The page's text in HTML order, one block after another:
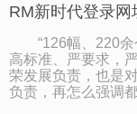
RM新时代登录网
“126幅、220余
高标准、严要求，
荣发展负责，也是
负责，再怎么强调